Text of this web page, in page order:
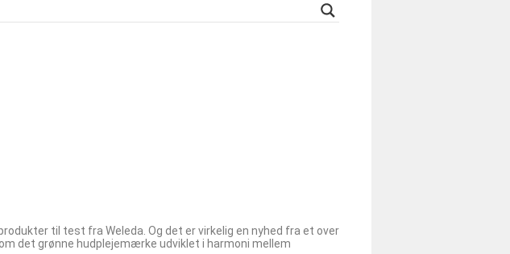
til test fra Weleda. Og det er virkelig en nyhed fra et over
det grønne hudplejemærke udviklet i harmoni mellem